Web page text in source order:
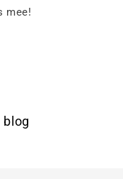
mee!
blog